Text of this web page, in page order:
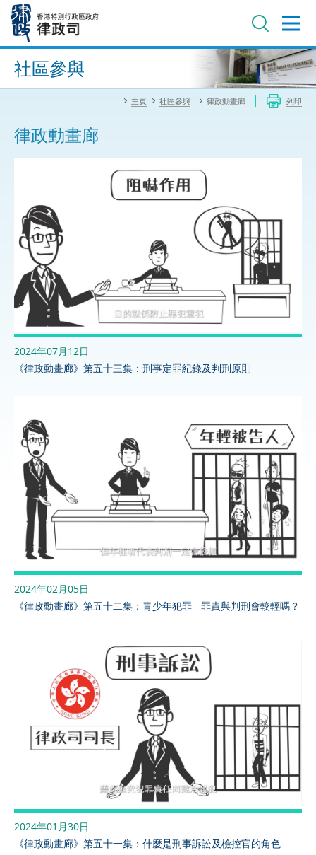
內
進階搜尋
社區參與
主頁 社區參與 律政動畫廊 列印
律政動畫廊
2024年07月12日
《律政動畫廊》第五十三集：刑事定罪紀錄及判刑原則
2024年02月05日
《律政動畫廊》第五十二集：青少年犯罪 - 罪責與判刑會較輕嗎？
2024年01月30日
《律政動畫廊》第五十一集：什麼是刑事訴訟及檢控官的角色